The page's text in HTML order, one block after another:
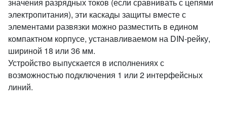
электропитания), эти каскады защиты вместе с
элементами развязки можно разместить в едином
компактном корпусе, устанавливаемом на DIN-рейку,
шириной 18 или 36 мм.
Устройство выпускается в исполнениях с
возможностью подключения 1 или 2 интерфейсных
линий.